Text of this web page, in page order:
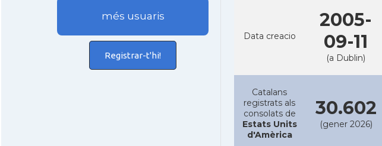
més usuaris
Registrar-t'hi!
Data creacio
2005-
09-11
(a Dublin)
Catalans
registrats als
consolats de
Estats Units
d'Amèrica
30.602
(gener 2026)